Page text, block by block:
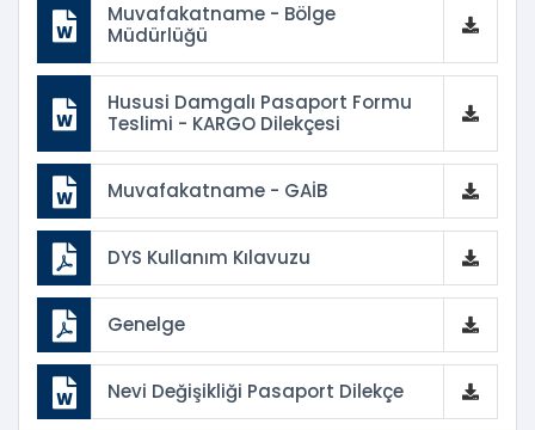
Muvafakatname - Bölge
Müdürlüğü
Hususi Damgalı Pasaport Formu
Teslimi - KARGO Dilekçesi
Muvafakatname - GAİB
DYS Kullanım Kılavuzu
Genelge
Nevi Değişikliği Pasaport Dilekçe